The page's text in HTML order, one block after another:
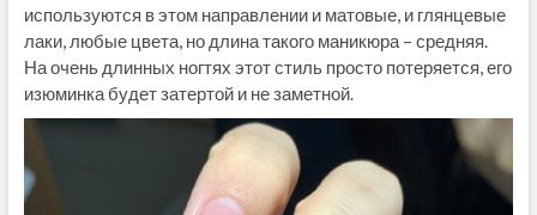
используются в этом направлении и матовые, и глянцевые
лаки, любые цвета, но длина такого маникюра – средняя.
На очень длинных ногтях этот стиль просто потеряется, его
изюминка будет затертой и не заметной.